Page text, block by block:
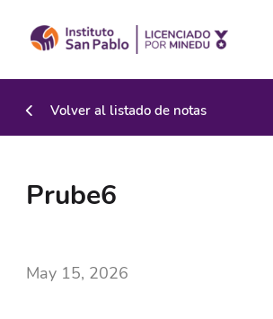
Volver al listado de notas
Prube6
May 15, 2026